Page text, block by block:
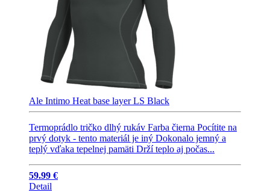
Ale Intimo Heat base layer LS Black
Termoprádlo tričko dlhý rukáv Farba čierna Pocítite na
prvý dotyk - tento materiál je iný Dokonalo jemný a
teplý vďaka tepelnej pamäti Drží teplo aj počas...
59.99 €
Detail